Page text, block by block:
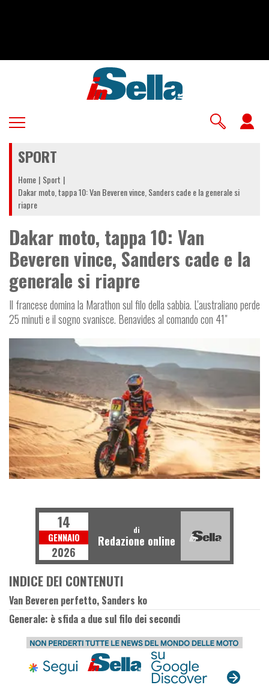
SPORT
Home Sport
Dakar moto, tappa 10: Van Beveren vince, Sanders cade e la generale si
riapre
Dakar moto, tappa 10: Van
Beveren vince, Sanders cade e la
generale si riapre
Il francese domina la Marathon sul filo della sabbia. L'australiano perde
25 minuti e il sogno svanisce. Benavides al comando con 41"
14
GENNAIO
2026
di
Redazione online
INDICE DEI CONTENUTI
Van Beveren perfetto, Sanders ko
Generale: è sfida a due sul filo dei secondi